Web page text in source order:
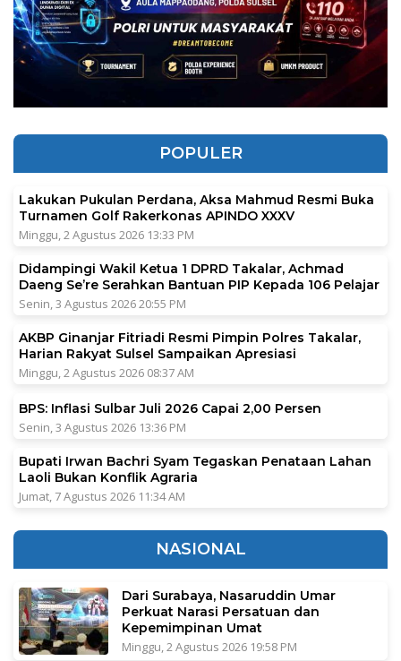
POPULER
Lakukan Pukulan Perdana, Aksa Mahmud Resmi Buka
Turnamen Golf Rakerkonas APINDO XXXV
Minggu, 2 Agustus 2026 13:33 PM
Didampingi Wakil Ketua 1 DPRD Takalar, Achmad
Daeng Se’re Serahkan Bantuan PIP Kepada 106 Pelajar
Senin, 3 Agustus 2026 20:55 PM
AKBP Ginanjar Fitriadi Resmi Pimpin Polres Takalar,
Harian Rakyat Sulsel Sampaikan Apresiasi
Minggu, 2 Agustus 2026 08:37 AM
BPS: Inflasi Sulbar Juli 2026 Capai 2,00 Persen
Senin, 3 Agustus 2026 13:36 PM
Bupati Irwan Bachri Syam Tegaskan Penataan Lahan
Laoli Bukan Konflik Agraria
Jumat, 7 Agustus 2026 11:34 AM
NASIONAL
Dari Surabaya, Nasaruddin Umar
Perkuat Narasi Persatuan dan
Kepemimpinan Umat
Minggu, 2 Agustus 2026 19:58 PM